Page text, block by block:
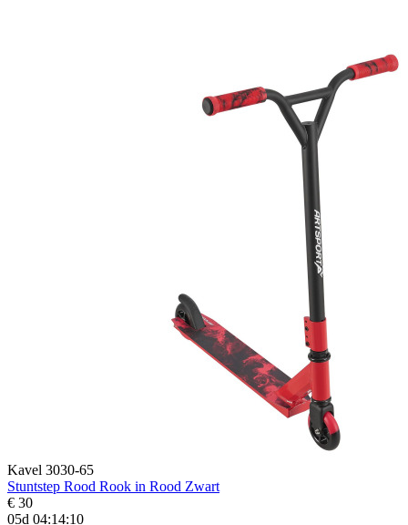
Kavel 3030-65
Stuntstep Rood Rook in Rood Zwart
€ 30
05d 04:14:09